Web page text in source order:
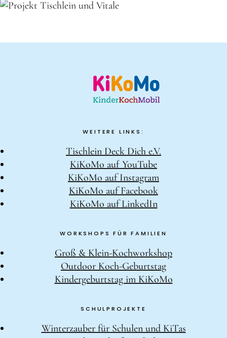
WEITERE LINKS:
Tischlein Deck Dich e.V.
KiKoMo auf YouTube
KiKoMo auf Instagram
KiKoMo auf Facebook
KiKoMo auf LinkedIn
WORKSHOPS FÜR FAMILIEN
Groß & Klein-Kochworkshop
Outdoor Koch-Geburtstag
Kindergeburtstag im KiKoMo
SCHULPROJEKTE
Winterzauber für Schulen und KiTas